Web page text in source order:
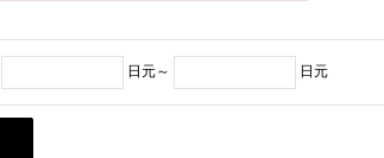
日元～ 日元